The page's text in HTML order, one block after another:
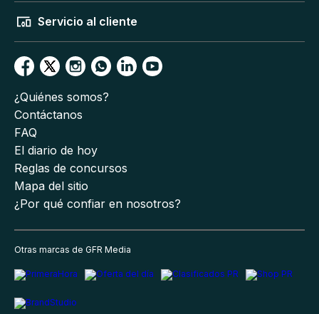
Servicio al cliente
¿Quiénes somos?
Contáctanos
FAQ
El diario de hoy
Reglas de concursos
Mapa del sitio
¿Por qué confiar en nosotros?
Otras marcas de GFR Media